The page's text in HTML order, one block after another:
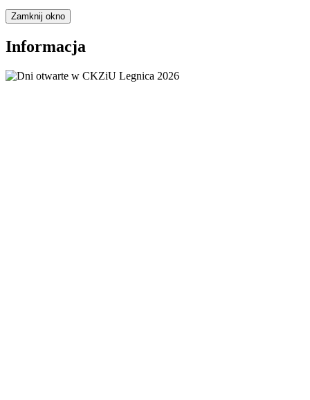
Zamknij okno
Informacja